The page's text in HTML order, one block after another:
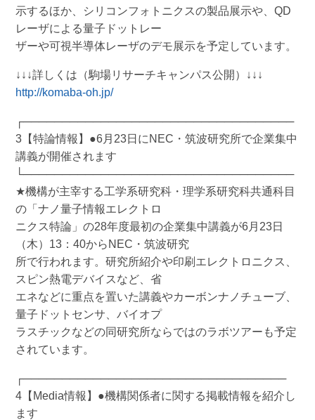
示するほか、シリコンフォトニクスの製品展示や、QD
レーザによる量子ドットレー
ザーや可視半導体レーザのデモ展示を予定しています。
↓↓↓詳しくは（駒場リサーチキャンパス公開）↓↓↓
http://komaba-oh.jp/
┌───────────────────────────────────
3【特論情報】●6月23日にNEC・筑波研究所で企業集中
講義が開催されます
└───────────────────────────────────
★機構が主宰する工学系研究科・理学系研究科共通科目
の「ナノ量子情報エレクトロ
ニクス特論」の28年度最初の企業集中講義が6月23日
（木）13：40からNEC・筑波研究
所で行われます。研究所紹介や印刷エレクトロニクス、
スピン熱電デバイスなど、省
エネなどに重点を置いた講義やカーボンナノチューブ、
量子ドットセンサ、バイオプ
ラスチックなどの同研究所ならではのラボツアーも予定
されています。
┌──────────────────────────────────
4【Media情報】●機構関係者に関する掲載情報を紹介し
ます